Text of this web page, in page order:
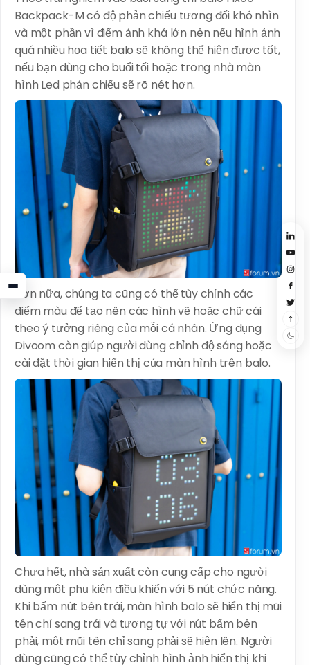
Backpack-M có độ phản chiếu tương đối khó nhìn
và một phần vì điểm ảnh khá lớn nên nếu hình ảnh
quá nhiều họa tiết balo sẽ không thể hiện được tốt,
nếu bạn dùng cho buổi tối hoặc trong nhà màn
hình Led phản chiếu sẽ rõ nét hơn.
Hơn nữa, chúng ta cũng có thể tùy chỉnh các
điểm màu để tạo nên các hình vẽ hoặc chữ cái
theo ý tưởng riêng của mỗi cá nhân. Ứng dụng
Divoom còn giúp người dùng chỉnh độ sáng hoặc
cài đặt thời gian hiển thị của màn hình trên balo.
Chưa hết, nhà sản xuất còn cung cấp cho người
dùng một phụ kiện điều khiển với 5 nút chức năng.
Khi bấm nút bên trái, màn hình balo sẽ hiển thị mũi
tên chỉ sang trái và tương tự với nút bấm bên
phải, một mũi tên chỉ sang phải sẽ hiện lên. Người
dùng cũng có thể tùy chỉnh hình ảnh hiển thị khi